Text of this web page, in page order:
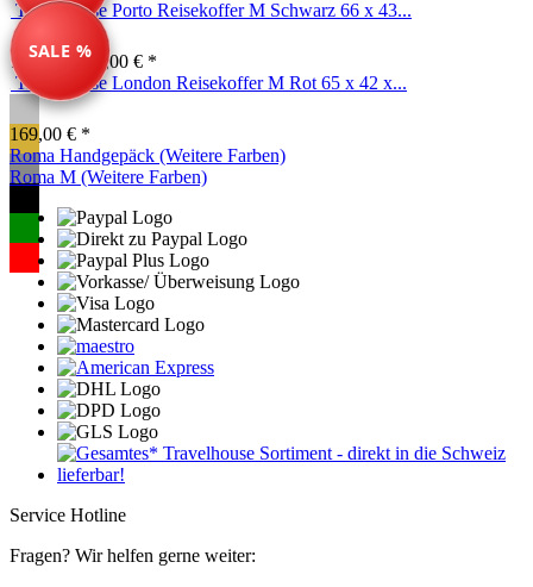
SALE %
Travelhouse Porto Reisekoffer M Schwarz 66 x 43...
79,99 € *89,00 € *
Travelhouse London Reisekoffer M Rot 65 x 42 x...
169,00 € *
Roma Handgepäck (Weitere Farben)
Roma M (Weitere Farben)
Service Hotline
Fragen? Wir helfen gerne weiter: